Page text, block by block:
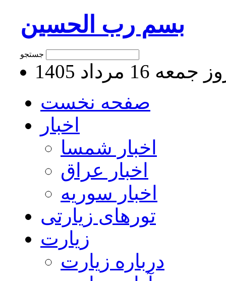
بسم رب الحسین
16 مرداد 1405
صفحه نخست
اخبار
اخبار شمسا
اخبار عراق
اخبار سوریه
تورهای زیارتی
زیارت
درباره زیارت